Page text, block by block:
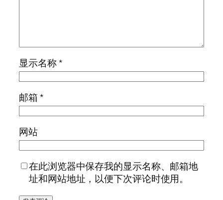
显示名称*
邮箱*
网站
在此浏览器中保存我的显示名称、邮箱地
址和网站地址，以便下次评论时使用。